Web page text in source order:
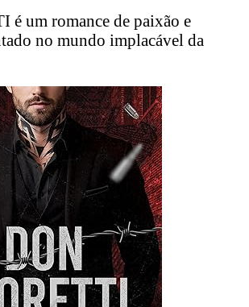
é um romance de paixão e
no mundo implacável da